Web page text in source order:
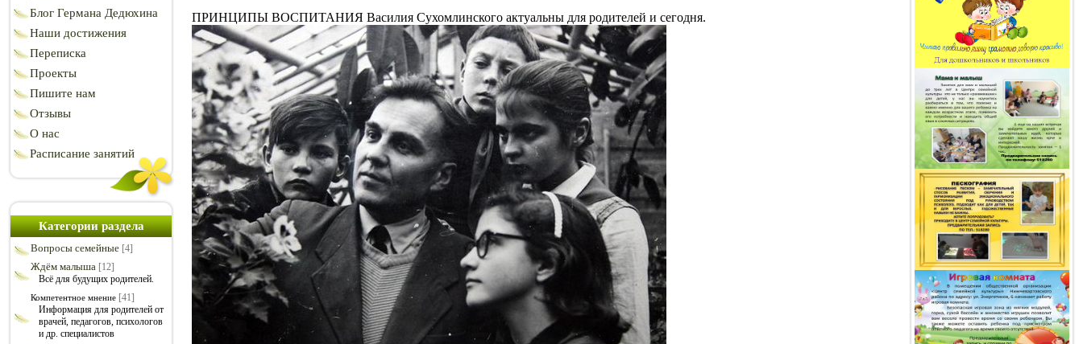
Блог Германа Дедюхина
Наши достижения
Переписка
Проекты
Пишите нам
Отзывы
О нас
Расписание занятий
Категории раздела
Вопросы семейные [4]
Ждём малыша [12]
Всё для будущих родителей.
Компетентное мнение [41]
Информация для родителей от
врачей, педагогов, психологов
и др. специалистов
ПРИНЦИПЫ ВОСПИТАНИЯ Василия Сухомлинского актуальны для родителей и сегодня.